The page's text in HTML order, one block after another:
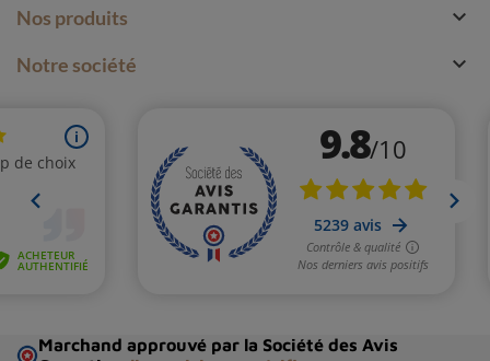
Nos produits 
Notre société 
Marchand approuvé par la Société des Avis